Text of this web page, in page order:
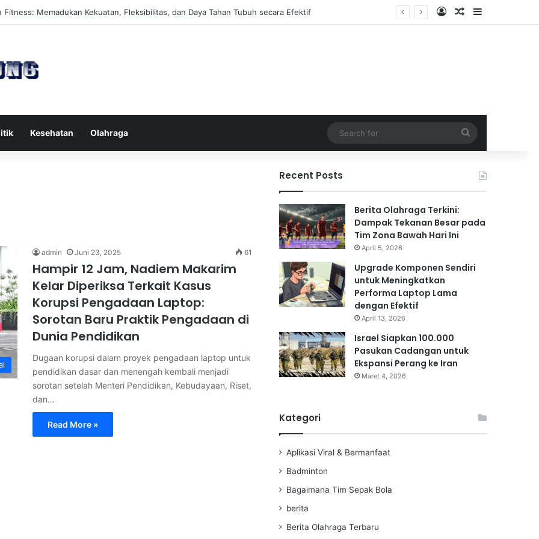
Reformer untuk Meningkatkan Kekuatan Otot Inti Secara Efektif Log InRandom Article
Sidebar
Kesehatan Olahraga
for
admin Juni 23, 2025 61
Hampir 12 Jam, Nadiem Makarim
Kelar Diperiksa Terkait Kasus
Korupsi Pengadaan Laptop:
Sorotan Baru Praktik Pengadaan di
Dunia Pendidikan
Dugaan korupsi dalam proyek pengadaan laptop untuk
pendidikan dasar dan menengah kembali menjadi
sorotan setelah Menteri Pendidikan, Kebudayaan, Riset,
dan…
Read More »
Recent Posts
Berita Olahraga Terkini:
Dampak Tekanan Besar pada
Tim Zona Bawah Hari Ini
April 5, 2026
Upgrade Komponen Sendiri
untuk Meningkatkan
Performa Laptop Lama
dengan Efektif
April 13, 2026
Israel Siapkan 100.000
Pasukan Cadangan untuk
Ekspansi Perang ke Iran
Maret 4, 2026
Kategori
Aplikasi Viral & Bermanfaat
Badminton
Bagaimana Tim Sepak Bola
berita
Berita Olahraga Terbaru